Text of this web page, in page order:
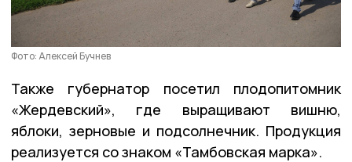
Фото: Алексей Бучнев
Также губернатор посетил плодопитомник
«Жердевский», где выращивают вишню,
яблоки, зерновые и подсолнечник. Продукция
реализуется со знаком «Тамбовская марка».